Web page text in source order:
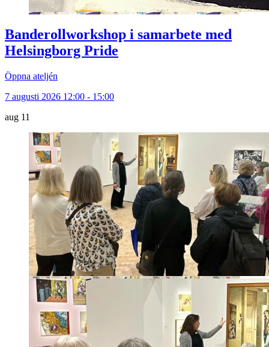
Banderollworkshop i samarbete med
Helsingborg Pride
Öppna ateljén
7 augusti 2026 12:00 - 15:00
aug 11